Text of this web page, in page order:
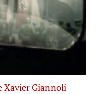
Xavier Giannoli